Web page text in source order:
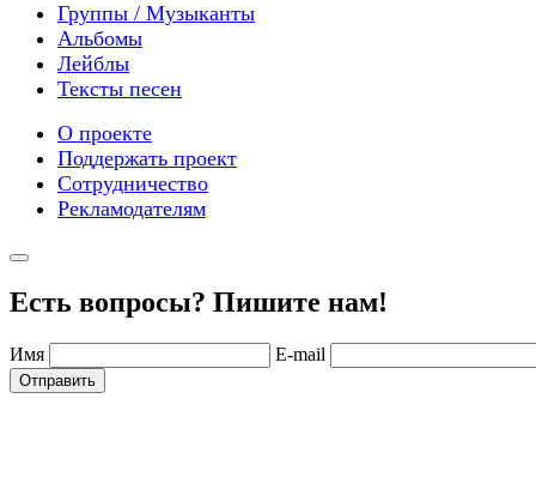
Группы / Музыканты
Альбомы
Лейблы
Тексты песен
О проекте
Поддержать проект
Сотрудничество
Рекламодателям
Есть вопросы? Пишите нам!
Имя E-mail